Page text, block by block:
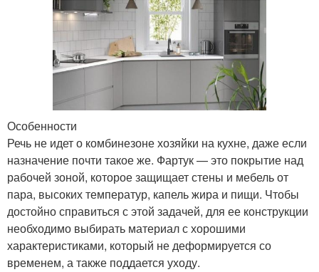
Особенности
Речь не идет о комбинезоне хозяйки на кухне, даже если
назначение почти такое же. Фартук — это покрытие над
рабочей зоной, которое защищает стены и мебель от
пара, высоких температур, капель жира и пищи. Чтобы
достойно справиться с этой задачей, для ее конструкции
необходимо выбирать материал с хорошими
характеристиками, который не деформируется со
временем, а также поддается уходу.